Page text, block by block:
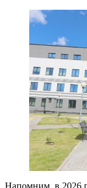
Напомним, в 2026